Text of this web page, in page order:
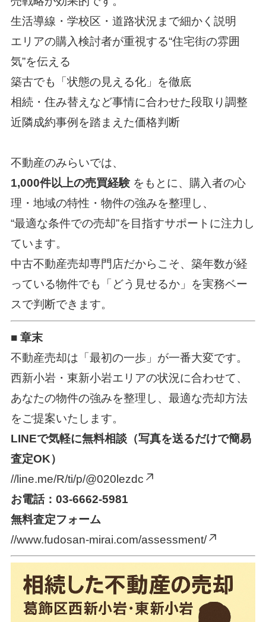
生活導線・学校区・道路状況まで細かく説明
エリアの購入検討者が重視する“住宅街の雰囲
気”を伝える
築古でも「状態の見える化」を徹底
相続・住み替えなど事情に合わせた段取り調整
近隣成約事例を踏まえた価格判断
不動産のみらいでは、
1,000件以上の売買経験をもとに、購入者の心
理・地域の特性・物件の強みを整理し、
“最適な条件での売却”を目指すサポートに注力し
ています。
中古不動産売却専門店だからこそ、築年数が経
っている物件でも「どう見せるか」を実務ベー
スで判断できます。
■ 章末
不動産売却は「最初の一歩」が一番大変です。
西新小岩・東新小岩エリアの状況に合わせて、
あなたの物件の強みを整理し、最適な売却方法
をご提案いたします。
LINEで気軽に無料相談（写真を送るだけで簡易
査定OK）
//line.me/R/ti/p/@020lezdc
お電話：03-6662-5981
無料査定フォーム
//www.fudosan-mirai.com/assessment/